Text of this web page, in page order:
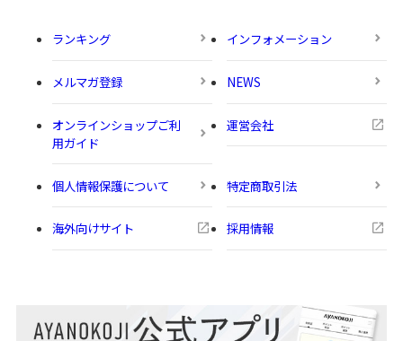
ランキング インフォメーション
メルマガ登録 NEWS
オンラインショップご利
用ガイド
運営会社
個人情報保護について 特定商取引法
海外向けサイト 採用情報